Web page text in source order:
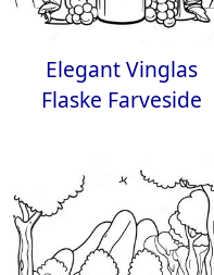
Elegant Vinglas
Flaske Farveside